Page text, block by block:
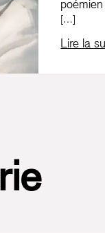
succès
[…]
Lire la